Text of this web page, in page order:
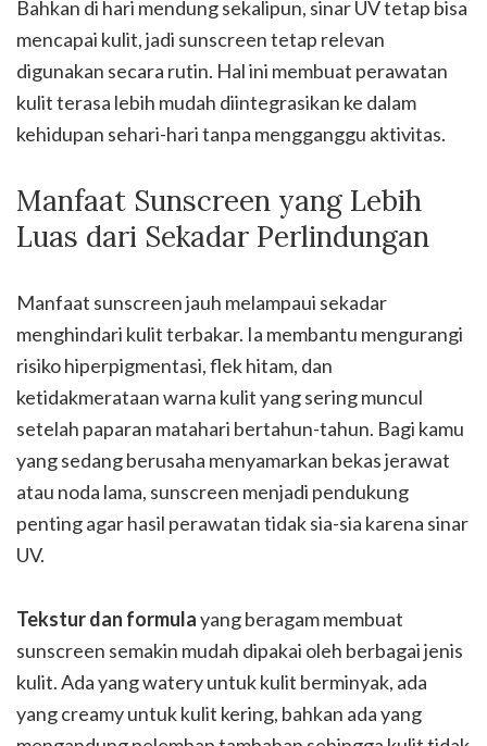
Bahkan di hari mendung sekalipun, sinar UV tetap bisa
mencapai kulit, jadi sunscreen tetap relevan
digunakan secara rutin. Hal ini membuat perawatan
kulit terasa lebih mudah diintegrasikan ke dalam
kehidupan sehari-hari tanpa mengganggu aktivitas.
Manfaat Sunscreen yang Lebih
Luas dari Sekadar Perlindungan
Manfaat sunscreen jauh melampaui sekadar
menghindari kulit terbakar. Ia membantu mengurangi
risiko hiperpigmentasi, flek hitam, dan
ketidakmerataan warna kulit yang sering muncul
setelah paparan matahari bertahun-tahun. Bagi kamu
yang sedang berusaha menyamarkan bekas jerawat
atau noda lama, sunscreen menjadi pendukung
penting agar hasil perawatan tidak sia-sia karena sinar
UV.
Tekstur dan formulayang beragam membuat
sunscreen semakin mudah dipakai oleh berbagai jenis
kulit. Ada yang watery untuk kulit berminyak, ada
yang creamy untuk kulit kering, bahkan ada yang